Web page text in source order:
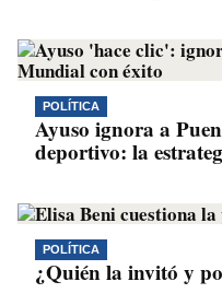
POLÍTICA
Ayuso ignora a
deportivo: la
POLÍTICA
¿Quién la invitó y